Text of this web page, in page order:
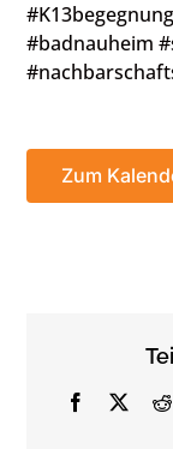
#badnauheim
Zum
Facebook
X